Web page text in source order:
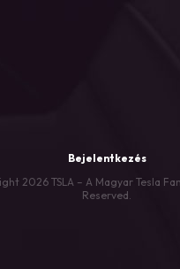
Bejelentkezés
2026 TSLA – A Magyar Tesla
Reserved.